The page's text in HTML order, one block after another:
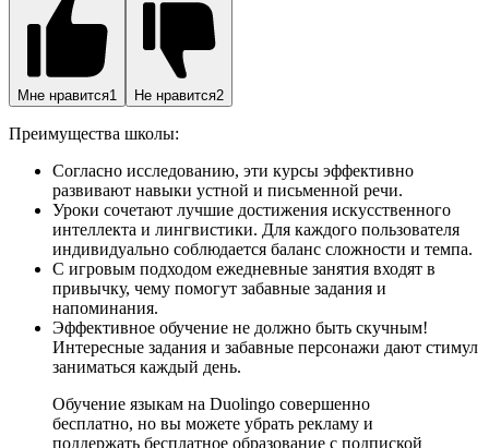
Мне нравится1 Не нравится2
Преимущества школы:
Согласно исследованию, эти курсы эффективно
развивают навыки устной и письменной речи.
Уроки сочетают лучшие достижения искусственного
интеллекта и лингвистики. Для каждого пользователя
индивидуально соблюдается баланс сложности и темпа.
С игровым подходом ежедневные занятия входят в
привычку, чему помогут забавные задания и
напоминания.
Эффективное обучение не должно быть скучным!
Интересные задания и забавные персонажи дают стимул
заниматься каждый день.
Обучение языкам на Duolingo совершенно
бесплатно, но вы можете убрать рекламу и
поддержать бесплатное образование с подпиской